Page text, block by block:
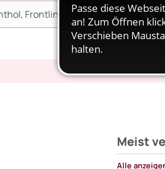
Meist
Alle